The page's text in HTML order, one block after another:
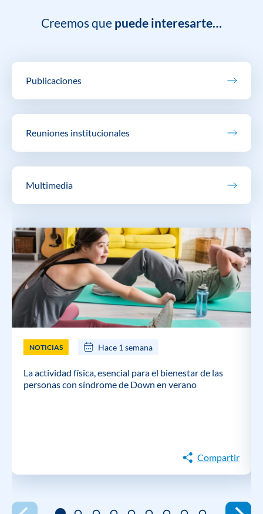
Creemos que puede interesarte…
Publicaciones
Reuniones institucionales
Multimedia
NOTICIAS Hace 1 semana
La actividad física, esencial para el bienestar de las
personas con síndrome de Down en verano
Compartir